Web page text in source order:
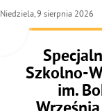
Szkolno-
im.
Niedziela, 9 sierpnia 2026